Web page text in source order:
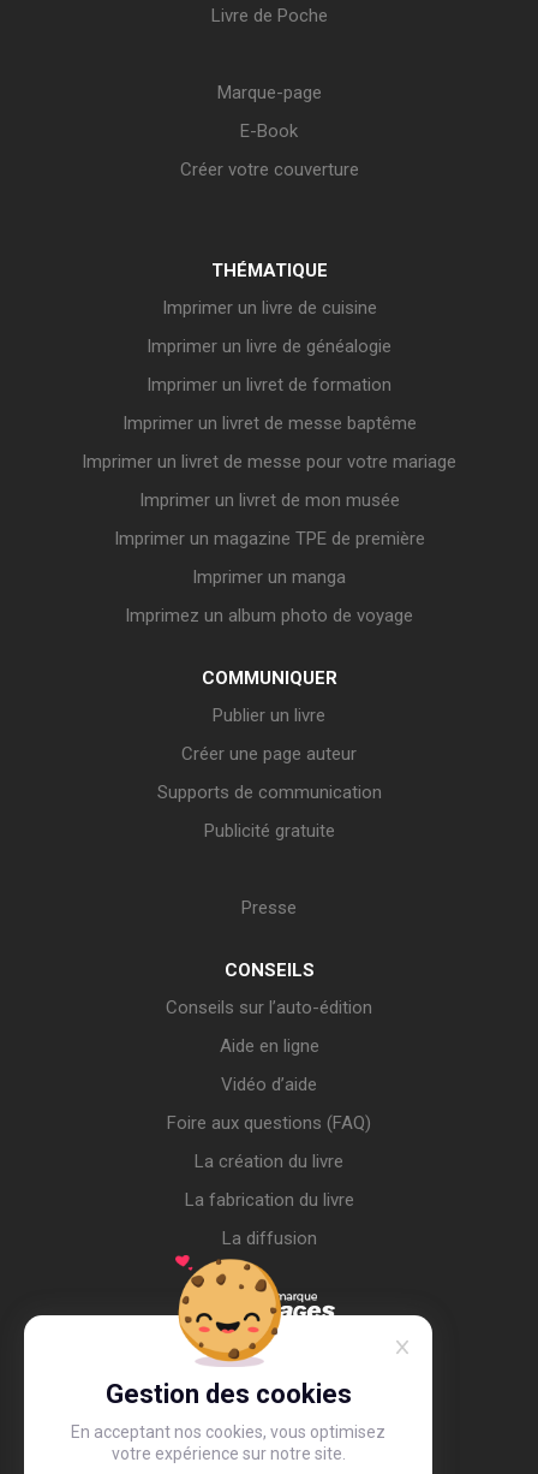
Gestion des cookies
En acceptant nos cookies, vous optimisez
votre expérience sur notre site.
Livre de Poche
Marque-page
E-Book
Créer votre couverture
THÉMATIQUE
Imprimer un livre de cuisine
Imprimer un livre de généalogie
Imprimer un livret de formation
Imprimer un livret de messe baptême
Imprimer un livret de messe pour votre mariage
Imprimer un livret de mon musée
Imprimer un magazine TPE de première
Imprimer un manga
Imprimez un album photo de voyage
COMMUNIQUER
Publier un livre
Créer une page auteur
Supports de communication
Publicité gratuite
Presse
CONSEILS
Conseils sur l’auto-édition
Aide en ligne
Vidéo d’aide
Foire aux questions (FAQ)
La création du livre
La fabrication du livre
La diffusion